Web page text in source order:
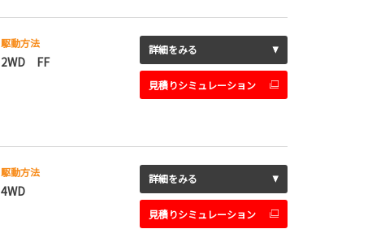
駆動方法
2WD FF
詳細をみる
見積りシミュレーション
駆動方法
4WD
詳細をみる
見積りシミュレーション